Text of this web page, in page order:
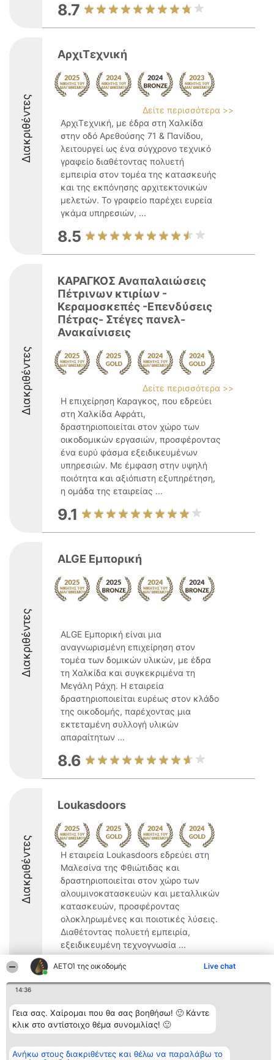
ΑΕΤΟΊ της οικοδομής Live chat
14:36
Γεια σας. Χαίρομαι που θα σας βοηθήσω! 🙂 Κάντε
κλικ στο αντίστοιχο θέμα συνομιλίας! 🙂
Ανήκω στους διακριθέντες και θέλω να παραλάβω το
8.7
Διακριθέντες
ΑρχιΤεχνική
Δείτε περισσότερα >>
ΑρχιΤεχνική, με έδρα στη Χαλκίδα
στην οδό Αρεθούσης 71 & Πανίδου,
λειτουργεί ως ένα σύγχρονο τεχνικό
γραφείο διαθέτοντας πολυετή
εμπειρία στον τομέα της κατασκευής
και της εκπόνησης αρχιτεκτονικών
μελετών. Το γραφείο παρέχει ευρεία
γκάμα υπηρεσιών, ...
8.5
Διακριθέντες
ΚΑΡΑΓΚΟΣ Αναπαλαιώσεις
Πέτρινων κτιρίων -
Κεραμοσκεπές -Επενδύσεις
Πέτρας- Στέγες πανελ-
Ανακαίνισεις
Δείτε περισσότερα >>
Η επιχείρηση Καραγκος, που εδρεύει
στη Χαλκίδα Αφράτι,
δραστηριοποιείται στον χώρο των
οικοδομικών εργασιών, προσφέροντας
ένα ευρύ φάσμα εξειδικευμένων
υπηρεσιών. Με έμφαση στην υψηλή
ποιότητα και αξιόπιστη εξυπηρέτηση,
η ομάδα της εταιρείας ...
9.1
Διακριθέντες
ALGE Εμπορική
ALGE Εμπορική είναι μια
αναγνωρισμένη επιχείρηση στον
τομέα των δομικών υλικών, με έδρα
τη Χαλκίδα και συγκεκριμένα τη
Μεγάλη Ράχη. Η εταιρεία
δραστηριοποιείται ευρέως στον κλάδο
της οικοδομής, παρέχοντας μια
εκτεταμένη συλλογή υλικών
απαραίτητων ...
8.6
Διακριθέντες
Loukasdoors
Η εταιρεία Loukasdoors εδρεύει στη
Μαλεσίνα της Φθιώτιδας και
δραστηριοποιείται στον χώρο των
αλουμινοκατασκευών και μεταλλικών
κατασκευών, προσφέροντας
ολοκληρωμένες και ποιοτικές λύσεις.
Διαθέτοντας πολυετή εμπειρία,
εξειδικευμένη τεχνογνωσία ...
9.4
Διοργανωτής της
κατάταξης
BEAUTIFUL COMPANY
ΤΗΛ. ΕΠΙΚΟΙΝΩΝΙΑΣ:
2104128019
Κατάταξη
Διακριθέντες
Λίστα όλων
διακριθέντων
Μεθοδολογία
Επικοινωνία